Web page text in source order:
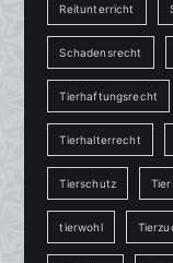
Reitunterricht
Schadensrecht
Tierhaftungsrecht
Tierhalterrecht
Tierschutz
tierwohl